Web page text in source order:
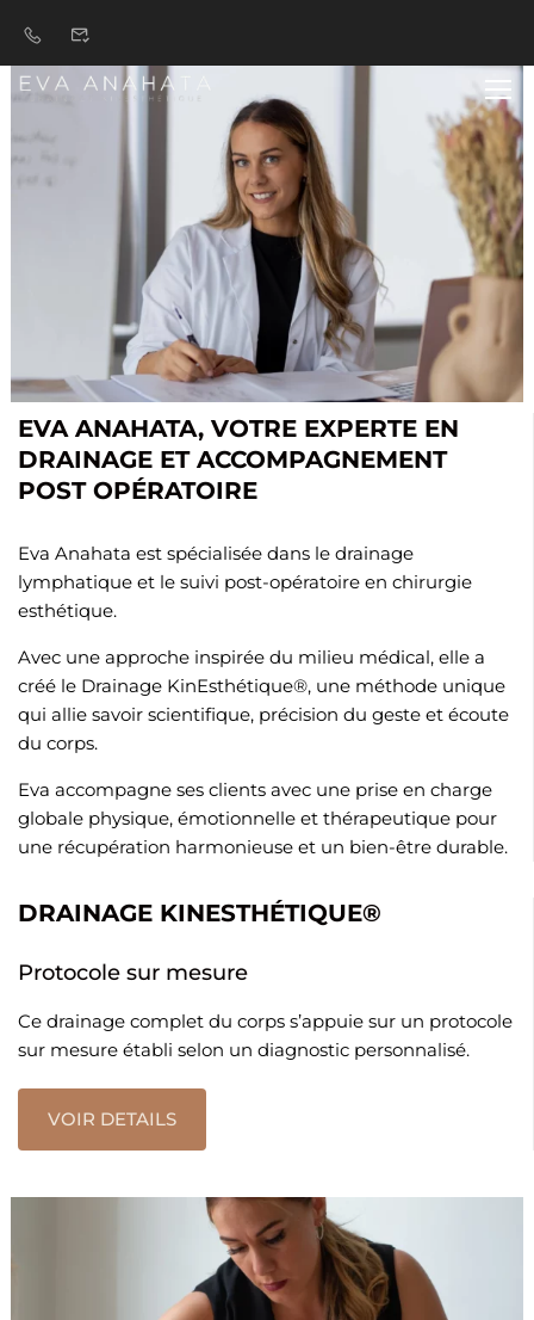
EVA ANAHATA, VOTRE EXPERTE EN
DRAINAGE ET ACCOMPAGNEMENT
POST OPÉRATOIRE
Eva Anahata est spécialisée dans le drainage
lymphatique et le suivi post-opératoire en chirurgie
esthétique.
Avec une approche inspirée du milieu médical, elle a
créé le Drainage KinEsthétique®, une méthode unique
qui allie savoir scientifique, précision du geste et écoute
du corps.
Eva accompagne ses clients avec une prise en charge
globale physique, émotionnelle et thérapeutique pour
une récupération harmonieuse et un bien-être durable.
DRAINAGE KINESTHÉTIQUE®
Protocole sur mesure
Ce drainage complet du corps s’appuie sur un protocole
sur mesure établi selon un diagnostic personnalisé.
VOIR DETAILS